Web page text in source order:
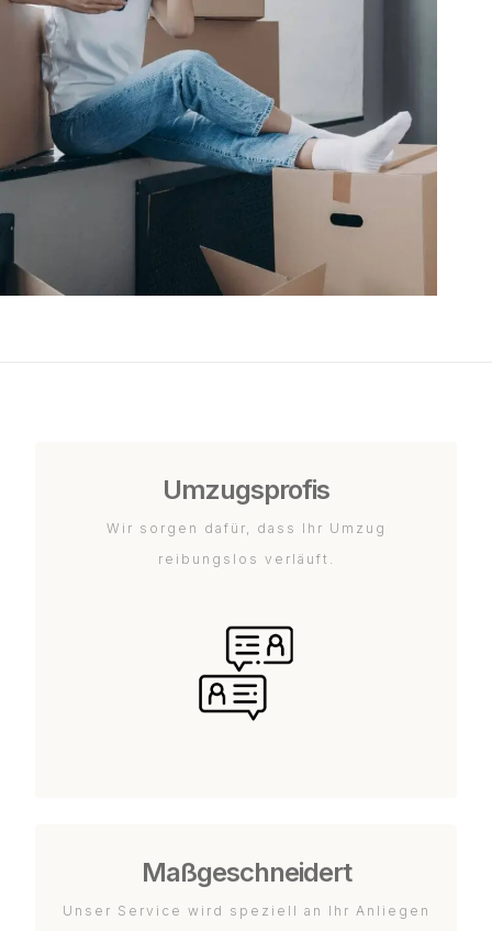
Umzugsprofis
Wir sorgen dafür, dass Ihr Umzug
reibungslos verläuft.
Maßgeschneidert
Unser Service wird speziell an Ihr Anliegen